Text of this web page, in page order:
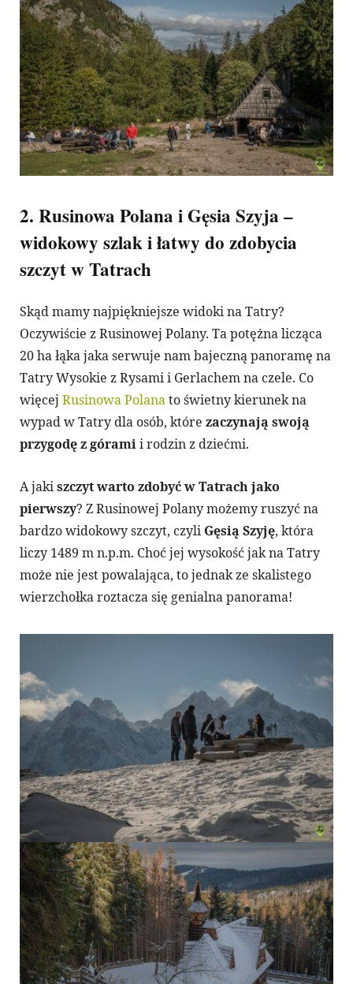
2. Rusinowa Polana i Gęsia Szyja –
widokowy szlak i łatwy do zdobycia
szczyt w Tatrach
Skąd mamy najpiękniejsze widoki na Tatry?
Oczywiście z Rusinowej Polany. Ta potężna licząca
20 ha łąka jaka serwuje nam bajeczną panoramę na
Tatry Wysokie z Rysami i Gerlachem na czele. Co
więcej Rusinowa Polanato świetny kierunek na
wypad w Tatry dla osób, które zaczynają swoją
przygodę z góramii rodzin z dziećmi.
A jakiszczyt warto zdobyć w Tatrach jako
pierwszy? Z Rusinowej Polany możemy ruszyć na
bardzo widokowy szczyt, czyli Gęsią Szyję, która
liczy 1489 m n.p.m. Choć jej wysokość jak na Tatry
może nie jest powalająca, to jednak ze skalistego
wierzchołka roztacza się genialna panorama!